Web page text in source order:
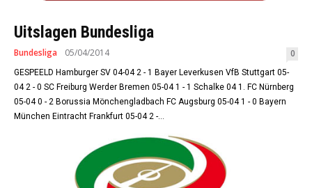
Uitslagen Bundesliga
Bundesliga 05/04/2014 0
GESPEELD Hamburger SV 04-04 2 - 1 Bayer Leverkusen VfB Stuttgart 05-
04 2 - 0 SC Freiburg Werder Bremen 05-04 1 - 1 Schalke 04 1. FC Nürnberg
05-04 0 - 2 Borussia Mönchengladbach FC Augsburg 05-04 1 - 0 Bayern
München Eintracht Frankfurt 05-04 2 -...